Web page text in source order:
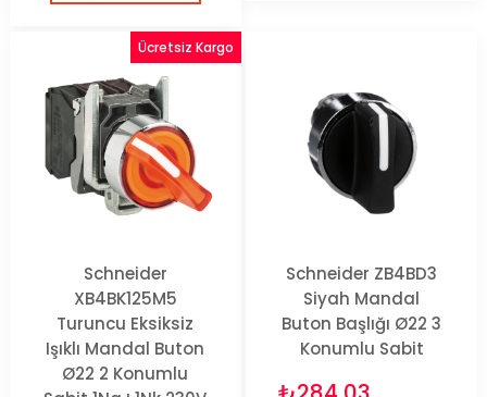
Schneider
XB4BK125M5
Turuncu Eksiksiz
Işıklı Mandal Buton
Ø22 2 Konumlu
Ücretsiz Kargo
Schneider ZB4BD3
Siyah Mandal
Buton Başlığı Ø22 3
Konumlu Sabit